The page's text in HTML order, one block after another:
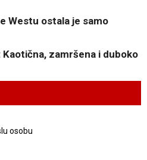
Westu ostala je samo
Kaotična, zamršena i duboko
osobu